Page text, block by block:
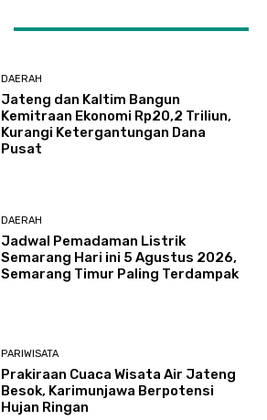
DAERAH
Jateng dan Kaltim Bangun
Kemitraan Ekonomi Rp20,2 Triliun,
Kurangi Ketergantungan Dana
Pusat
DAERAH
Jadwal Pemadaman Listrik
Semarang Hari ini 5 Agustus 2026,
Semarang Timur Paling Terdampak
PARIWISATA
Prakiraan Cuaca Wisata Air Jateng
Besok, Karimunjawa Berpotensi
Hujan Ringan